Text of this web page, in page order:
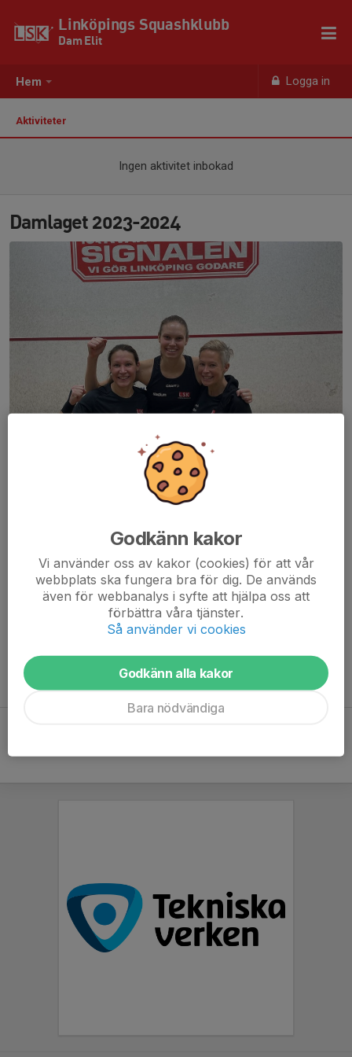
Hem Logga in
Linköpings Squashklubb
Dam Elit
Aktiviteter
Ingen aktivitet inbokad
Damlaget 2023-2024
Damlaget har 6st spelare. Vi tränar en gång i veckan
tillsammans, med målsättningen att ta oss till slutspel i
Identifierar du dig som tjej? Spelar du squash och vill testa att
tävla? Kontakta vår lagkapten Petra mobil: 0707170428
Godkänn kakor
Vi använder oss av kakor (cookies) för att vår
webbplats ska fungera bra för dig. De används
även för webbanalys i syfte att hjälpa oss att
förbättra våra tjänster.
Så använder vi cookies
Godkänn alla kakor
Bara nödvändiga